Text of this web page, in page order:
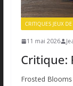
CRITIQUES JEUX
11 mai 2026
Critique:
Frosted